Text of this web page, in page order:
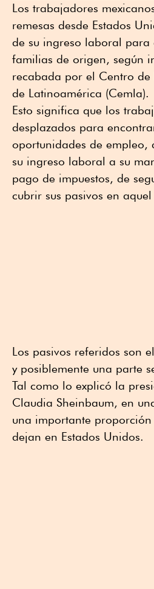
Los trabajadores
remesas desde Estados
de su ingreso laboral para
familias de origen, según
recabada por el Centro de
de Latinoamérica (Cemla).
Esto significa que los
desplazados para
oportunidades de empleo,
su ingreso laboral a su
pago de impuestos, de
cubrir sus pasivos en
Los pasivos referidos son
y posiblemente una parte
Tal como lo explicó la
Claudia Sheinbaum, en
una importante
dejan en Estados Unidos.